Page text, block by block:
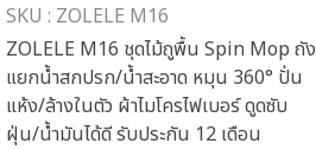
SKU : ZOLELE M16
ZOLELE M16 ชุดไม้ถูพื้น Spin Mop ถัง
แยกน้ำสกปรก/น้ำสะอาด หมุน 360° ปั่น
แห้ง/ล้างในตัว ผ้าไมโครไฟเบอร์ ดูดซับ
ฝุ่น/น้ำมันได้ดี รับประกัน 12 เดือน